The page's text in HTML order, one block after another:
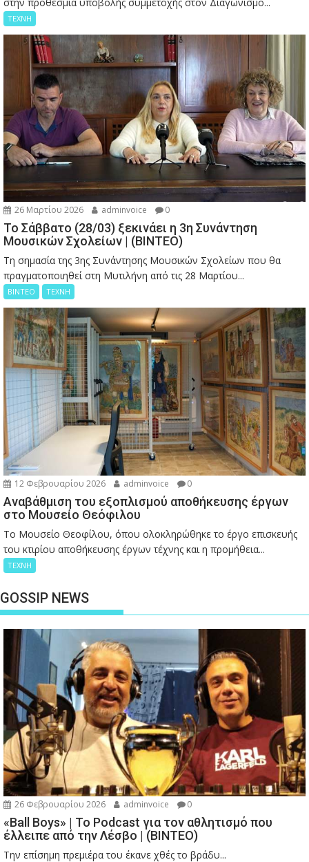
ΤΕΧΝΗ
26 Μαρτίου 2026 adminvoice 0
Το Σάββατο (28/03) ξεκινάει η 3η Συνάντηση
Μουσικών Σχολείων | (ΒΙΝΤΕΟ)
Τη σημασία της 3ης Συνάντησης Μουσικών Σχολείων που θα
πραγματοποιηθεί στη Μυτιλήνη από τις 28 Μαρτίου...
ΒΙΝΤΕΟ ΤΕΧΝΗ
12 Φεβρουαρίου 2026 adminvoice 0
Αναβάθμιση του εξοπλισμού αποθήκευσης έργων
στο Μουσείο Θεόφιλου
Το Μουσείο Θεοφίλου, όπου ολοκληρώθηκε το έργο επισκευής
του κτιρίου αποθήκευσης έργων τέχνης και η προμήθεια...
ΤΕΧΝΗ
GOSSIP NEWS
26 Φεβρουαρίου 2026 adminvoice 0
«Ball Boys» | Το Podcast για τον αθλητισμό που
έλλειπε από την Λέσβο | (ΒΙΝΤΕΟ)
Την επίσημη πρεμιέρα του έκανε χθές το βράδυ...